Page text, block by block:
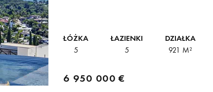
ŁÓŻKA
5
ŁAZIENKI
5
DZIAŁKA
921 M²
6 950 000 €